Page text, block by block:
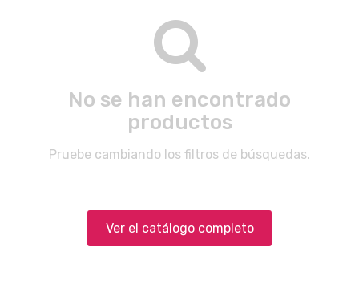
No se han encontrado
productos
Pruebe cambiando los filtros de búsquedas.
Ver el catálogo completo